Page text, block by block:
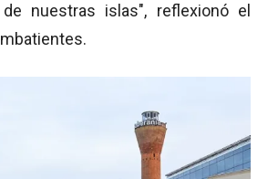
nuestras islas", reflexionó el